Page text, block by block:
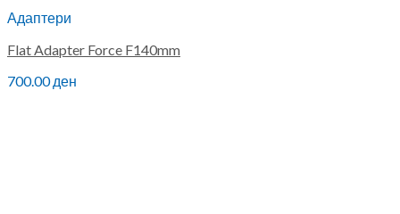
Адаптери
Flat Adapter Force F140mm
700.00ден